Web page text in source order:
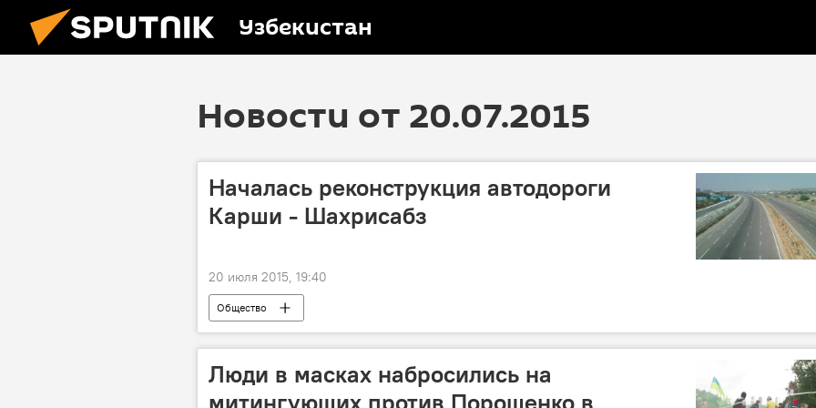
Узбекистан
Новости от 20.07.2015
Началась реконструкция автодороги
Карши - Шахрисабз
20 июля 2015, 19:40
Общество
Люди в масках набросились на